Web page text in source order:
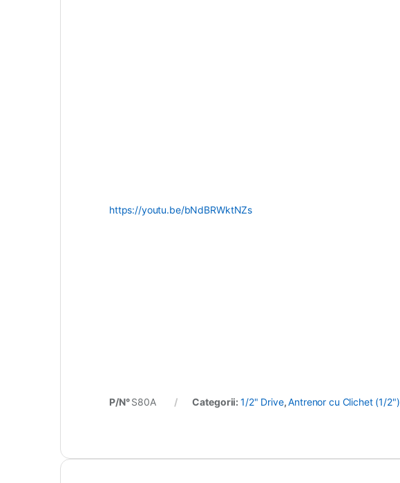
https://youtu.be/bNdBRWktNZs
P/N°S80A Categorii: 1/2" Drive,Antrenor cu Clichet (1/2")